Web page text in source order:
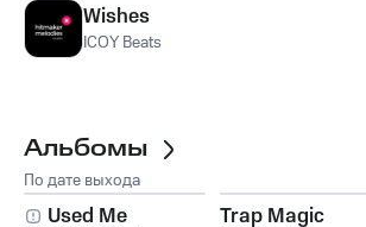
Wishes
ICOY Beats
Альбомы
По дате выхода
Used Me Trap Magic